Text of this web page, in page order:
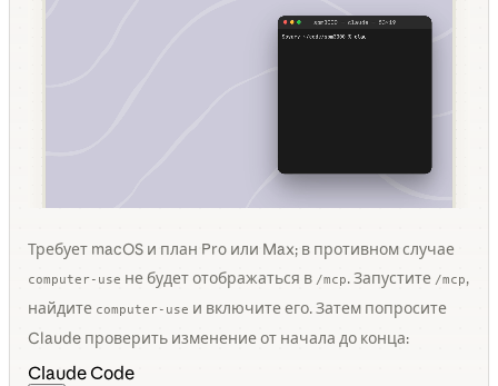
Требует macOS и план Pro или Max; в противном случае
computer-use не будет отображаться в /mcp. Запустите /mcp,
найдите computer-use и включите его. Затем попросите
Claude проверить изменение от начала до конца:
Claude Code